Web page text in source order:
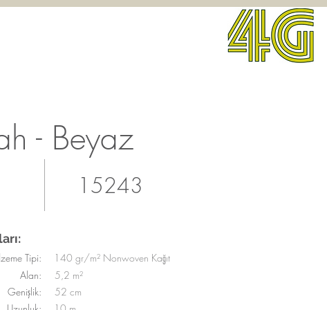
Tipi:
- Beyaz
15243
140 gr/m² Nonwoven Kağıt
Alan:
Genişlik:
5,2 m²
52 cm